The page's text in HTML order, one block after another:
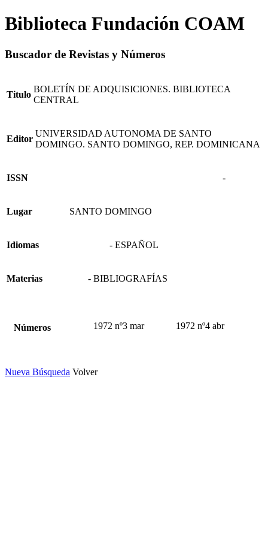
Biblioteca Fundación COAM
Buscador de Revistas y Números
Titulo
BOLETÍN DE ADQUISICIONES. BIBLIOTECA
CENTRAL
Editor
UNIVERSIDAD AUTONOMA DE SANTO
DOMINGO. SANTO DOMINGO, REP. DOMINICANA
ISSN -
Lugar SANTO DOMINGO
Idiomas - ESPAÑOL
Materias - BIBLIOGRAFÍAS
Números 1972 nº3 mar 1972 nº4 abr
Nueva Búsqueda Volver